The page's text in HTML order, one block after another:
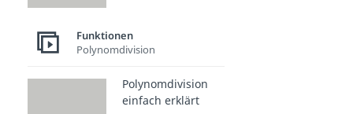
Funktionen
Polynomdivision
Polynomdivision
einfach erklärt